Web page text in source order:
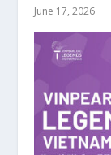
June 17, 2026